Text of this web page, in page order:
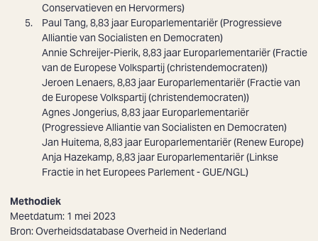
Conservatieven en Hervormers)
Paul Tang, 8,83 jaar Europarlementariër (Progressieve
Alliantie van Socialisten en Democraten)
Annie Schreijer-Pierik, 8,83 jaar Europarlementariër (Fractie
van de Europese Volkspartij (christendemocraten))
Jeroen Lenaers, 8,83 jaar Europarlementariër (Fractie van
de Europese Volkspartij (christendemocraten))
Agnes Jongerius, 8,83 jaar Europarlementariër
(Progressieve Alliantie van Socialisten en Democraten)
Jan Huitema, 8,83 jaar Europarlementariër (Renew Europe)
Anja Hazekamp, 8,83 jaar Europarlementariër (Linkse
Fractie in het Europees Parlement - GUE/NGL)
Methodiek
Meetdatum: 1 mei 2023
Bron:Overheidsdatabase Overheid in Nederland
Zoeken